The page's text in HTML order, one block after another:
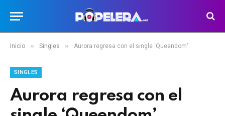
Inicio » Singles » Aurora regresa con el single ‘Queendom’
SINGLES
Aurora regresa con el